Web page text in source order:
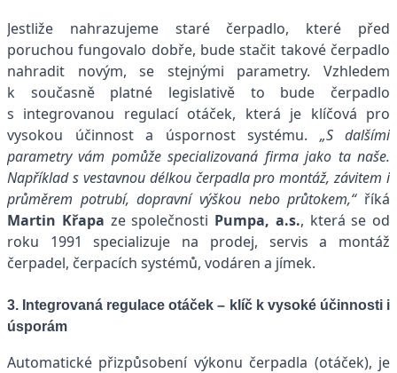
Jestliže nahrazujeme staré čerpadlo, které před
poruchou fungovalo dobře, bude stačit takové čerpadlo
nahradit novým, se stejnými parametry. Vzhledem
k současně platné legislativě to bude čerpadlo
s integrovanou regulací otáček, která je klíčová pro
vysokou účinnost a úspornost systému. „S dalšími
parametry vám pomůže specializovaná firma jako ta naše.
Například s vestavnou délkou čerpadla pro montáž, závitem i
průměrem potrubí, dopravní výškou nebo průtokem,“říká
Martin Křapa ze společnosti Pumpa, a.s., která se od
roku 1991 specializuje na prodej, servis a montáž
čerpadel, čerpacích systémů, vodáren a jímek.
3. Integrovaná regulace otáček – klíč k vysoké účinnosti i
úsporám
Automatické přizpůsobení výkonu čerpadla (otáček), je